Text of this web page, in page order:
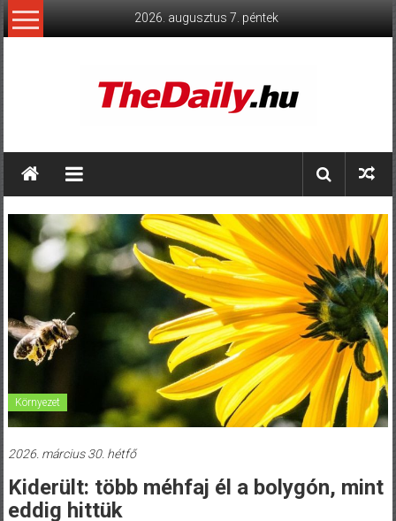
Skip
to
2026. augusztus 7. péntek
TheDaily.hu
eseményei,
érthetően.
Környezet
2026. március 30. hétfő
Kiderült: több méhfaj él a bolygón, mint
eddig hittük